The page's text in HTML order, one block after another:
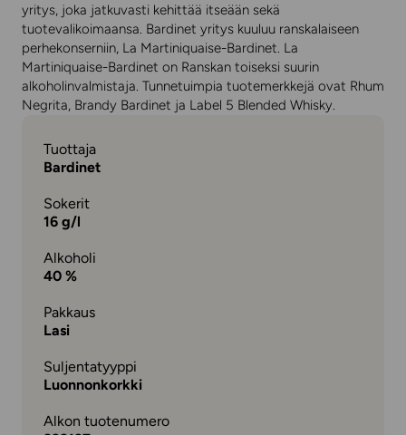
yritys, joka jatkuvasti kehittää itseään sekä
tuotevalikoimaansa. Bardinet yritys kuuluu ranskalaiseen
perhekonserniin, La Martiniquaise-Bardinet. La
Martiniquaise-Bardinet on Ranskan toiseksi suurin
alkoholinvalmistaja. Tunnetuimpia tuotemerkkejä ovat Rhum
Negrita, Brandy Bardinet ja Label 5 Blended Whisky.
Tuottaja
Bardinet
Sokerit
16 g/l
Alkoholi
40 %
Pakkaus
Lasi
Suljentatyyppi
Luonnonkorkki
Alkon tuotenumero